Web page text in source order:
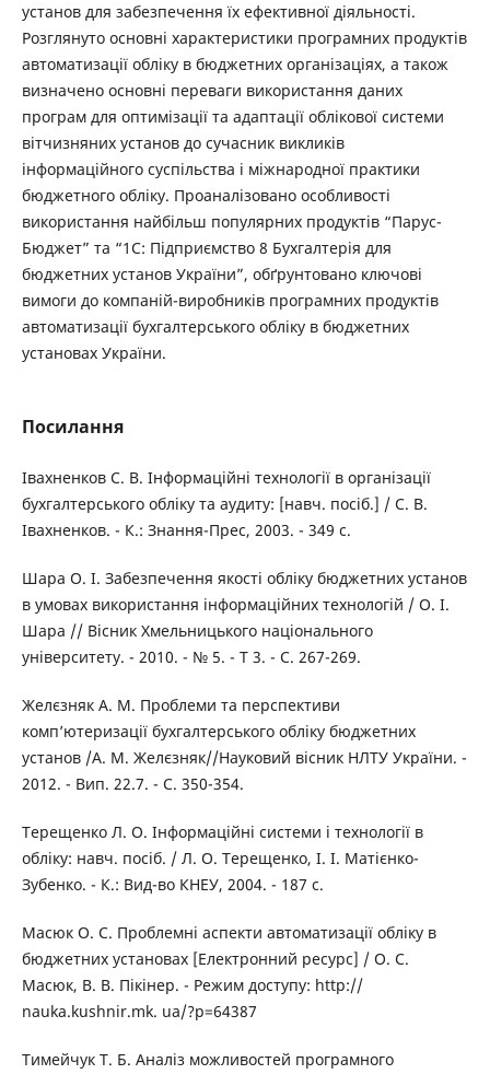
установ для забезпечення їх ефективної діяльності.
Розглянуто основні характеристики програмних продуктів
автоматизації обліку в бюджетних організаціях, а також
визначено основні переваги використання даних
програм для оптимізації та адаптації облікової системи
вітчизняних установ до сучасник викликів
інформаційного суспільства і міжнародної практики
бюджетного обліку. Проаналізовано особливості
використання найбільш популярних продуктів “Парус-
Бюджет” та “1С: Підприємство 8 Бухгалтерія для
бюджетних установ України”, обґрунтовано ключові
вимоги до компаній-виробників програмних продуктів
автоматизації бухгалтерського обліку в бюджетних
установах України.
Посилання
Івахненков С. В. Інформаційні технології в організації
бухгалтерського обліку та аудиту: [навч. посіб.] / С. В.
Івахненков. - К.: Знання-Прес, 2003. - 349 с.
Шара О. І. Забезпечення якості обліку бюджетних установ
в умовах використання інформаційних технологій / О. І.
Шара // Вісник Хмельницького національного
університету. - 2010. - № 5. - Т 3. - С. 267-269.
Желєзняк А. М. Проблеми та перспективи
комп’ютеризації бухгалтерського обліку бюджетних
установ /А. М. Желєзняк//Науковий вісник НЛТУ України. -
2012. - Вип. 22.7. - С. 350-354.
Терещенко Л. О. Інформаційні системи і технології в
обліку: навч. посіб. / Л. О. Терещенко, І. І. Матієнко-
Зубенко. - К.: Вид-во КНЕУ, 2004. - 187 с.
Масюк О. С. Проблемні аспекти автоматизації обліку в
бюджетних установах [Електронний ресурс] / О. С.
Масюк, В. В. Пікінер. - Режим доступу: http://
nauka.kushnir.mk. ua/?p=64387
Тимейчук Т. Б. Аналіз можливостей програмного